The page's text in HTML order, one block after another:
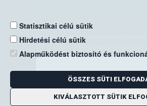
Statisztikai célú sütik
Hirdetési célú sütik
Alapműködést biztosító és
ÖSSZES SÜTI
KIVÁLASZTOTT SÜTIK
Nemzeti Élelmiszerlánc-biztonsági
Levelezési cím: 1525 Budapest.
E-mail:
Zöld szám: 06-80/263-244
Telefon: 06-1/ 336-9000